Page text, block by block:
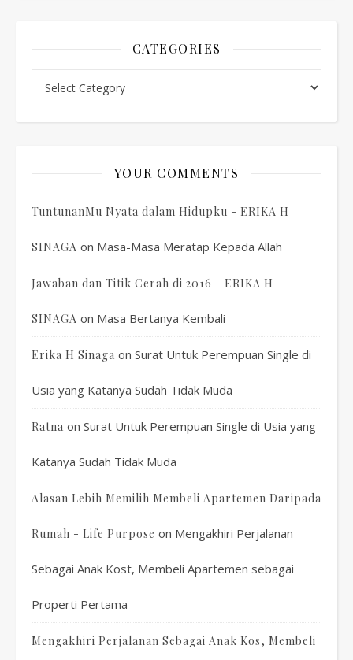
CATEGORIES
YOUR COMMENTS
TuntunanMu Nyata dalam Hidupku - ERIKA H
SINAGA on Masa-Masa Meratap Kepada Allah
Jawaban dan Titik Cerah di 2016 - ERIKA H
SINAGA on Masa Bertanya Kembali
Erika H Sinaga on Surat Untuk Perempuan Single di
Usia yang Katanya Sudah Tidak Muda
Ratna on Surat Untuk Perempuan Single di Usia yang
Katanya Sudah Tidak Muda
Alasan Lebih Memilih Membeli Apartemen Daripada
Rumah - Life Purpose on Mengakhiri Perjalanan
Sebagai Anak Kost, Membeli Apartemen sebagai
Properti Pertama
Mengakhiri Perjalanan Sebagai Anak Kos, Membeli